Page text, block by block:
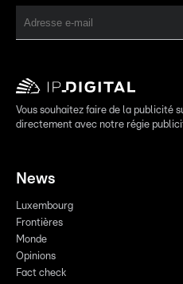
Vous souhaitez faire de la publicité
directement avec notre régie
News
Luxembourg
Frontières
Monde
Opinions
Fact check